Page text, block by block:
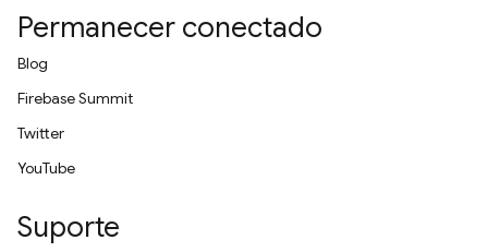
Permanecer conectado
Blog
Firebase Summit
Twitter
YouTube
Suporte